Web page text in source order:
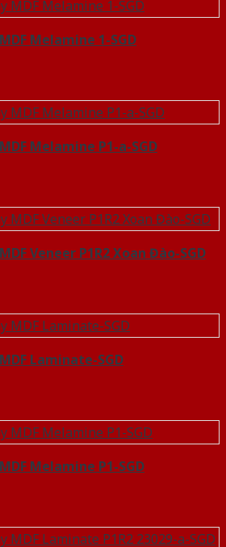
Melamine 1-SGD
Melamine P1-a-SGD
Veneer P1R2 Xoan Đào-SGD
Laminate-SGD
Melamine P1-SGD